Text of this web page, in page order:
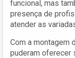
funcional, mas
presença de
atender as
Com a montagem
puderam oferecer